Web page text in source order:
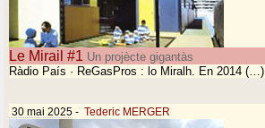
Le Mirail #1 Un projècte gigantàs
Ràdio País · ReGasPros : lo Miralh. En 2014 (…)
30 mai 2025 - Tederic MERGER